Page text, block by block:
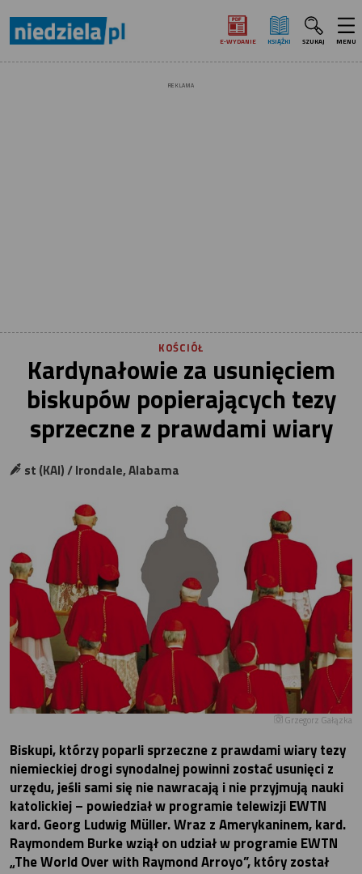
E‑WYDANIE KSIĄŻKI SZUKAJ MENU
REKLAMA
KOŚCIÓŁ
Kardynałowie za usunięciem
biskupów popierających tezy
sprzeczne z prawdami wiary
st (KAI) / Irondale, Alabama
Grzegorz Gałązka
Biskupi, którzy poparli sprzeczne z prawdami wiary tezy
niemieckiej drogi synodalnej powinni zostać usunięci z
urzędu, jeśli sami się nie nawracają i nie przyjmują nauki
katolickiej – powiedział w programie telewizji EWTN
kard. Georg Ludwig Müller. Wraz z Amerykaninem, kard.
Raymondem Burke wziął on udział w programie EWTN
„The World Over with Raymond Arroyo”, który został